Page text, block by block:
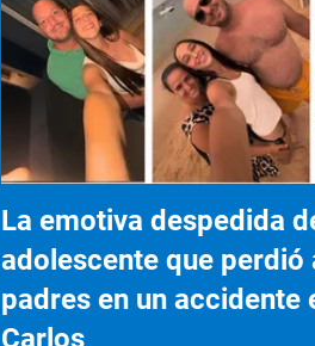
La emotiva despedida
adolescente que perdió
padres en un accidente
Carlos